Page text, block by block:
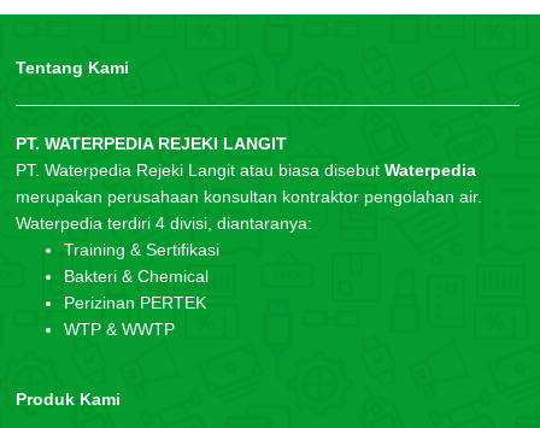
Tentang Kami
PT. WATERPEDIA REJEKI LANGIT
PT. Waterpedia Rejeki Langit atau biasa disebut Waterpedia
merupakan perusahaan konsultan kontraktor pengolahan air.
Waterpedia terdiri 4 divisi, diantaranya:
Training & Sertifikasi
Bakteri & Chemical
Perizinan PERTEK
WTP & WWTP
Produk Kami